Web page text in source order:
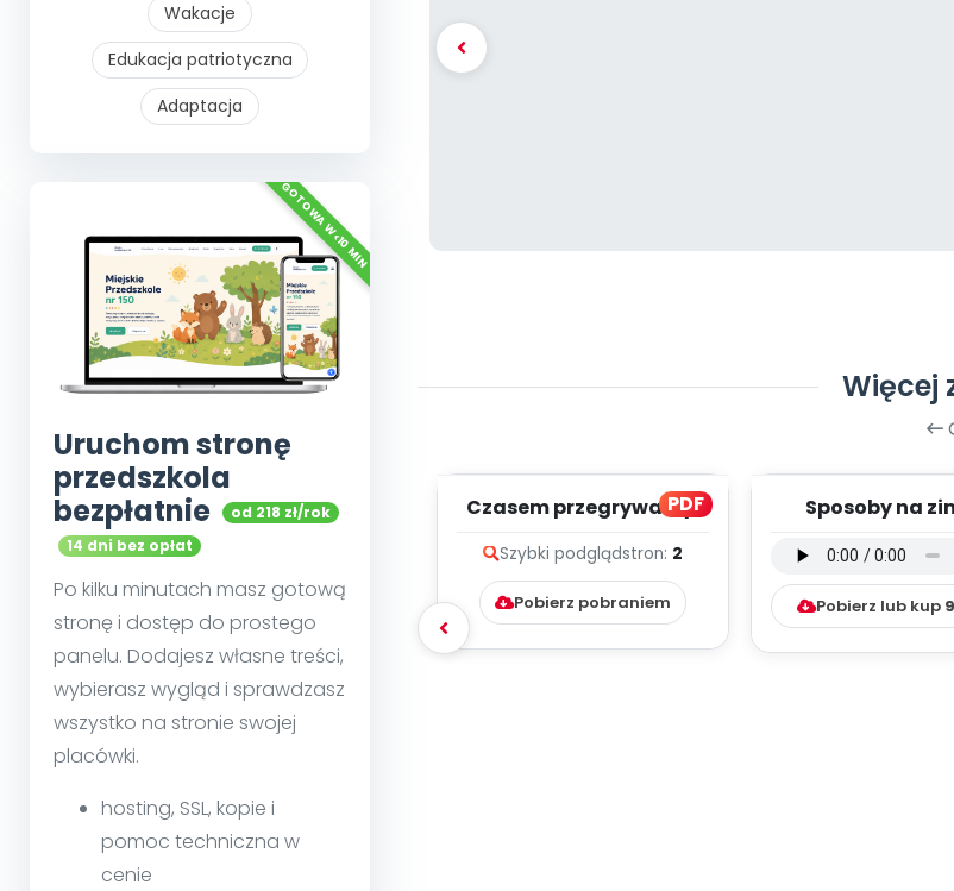
Wakacje
Edukacja patriotyczna
Adaptacja
Uruchom stronę
przedszkola
bezpłatnie
od 218 zł/rok
14 dni bez opłat
Po kilku minutach masz gotową
stronę i dostęp do prostego
panelu. Dodajesz własne treści,
wybierasz wygląd i sprawdzasz
wszystko na stronie swojej
placówki.
hosting, SSL, kopie i
pomoc techniczna w
cenie
Więcej
PDF
Czasem przegrywamy,
(PD)
Szybki podglądstron: 2
Pobierz pobraniem
Sposoby na
(PD, mp3)
Pobierz lub kup